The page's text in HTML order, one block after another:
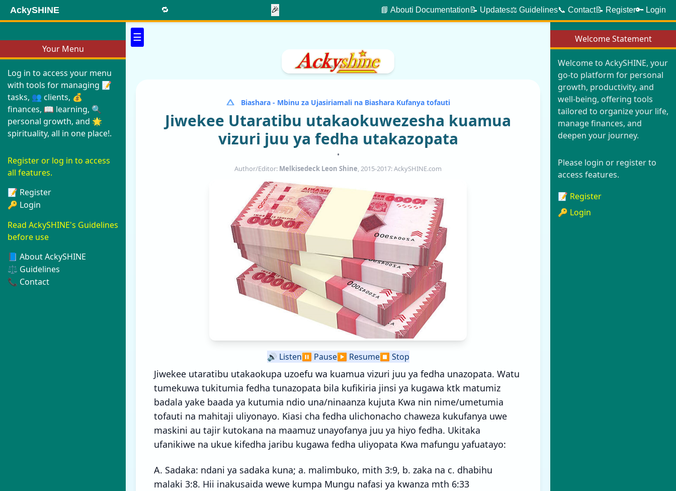
Your Menu
Log in to access your menu
with tools for managing 📝
tasks, 👥 clients, 💰
finances, 📖 learning, 🔍
personal growth, and 🌟
spirituality, all in one place!.
Register or log in to access
all features.
📝 Register
🔑 Login
Read AckySHINE's Guidelines
before use
📘 About AckySHINE
⚖️ Guidelines
📞 Contact
☰ Welcome Statement
Welcome to AckySHINE, your
go-to platform for personal
growth, productivity, and
well-being, offering tools
tailored to organize your life,
manage finances, and
deepen your journey.
Please login or register to
access features.
📝 Register
🔑 Login
AckySHINE 🔁 🎉 📘 Aboutℹ️ Documentation 📝 Updates⚖️ Guidelines📞 Contact📝 Register🔑 Login
Biashara - Mbinu za Ujasiriamali na Biashara Kufanya tofauti
Jiwekee Utaratibu utakaokuwezesha kuamua
vizuri juu ya fedha utakazopata
•
Author/Editor: Melkisedeck Leon Shine, 2015-2017: AckySHINE.com
🔊 Listen⏸️ Pause▶️ Resume⏹️ Stop
Jiwekee utaratibu utakaokupa uzoefu wa kuamua vizuri juu ya fedha unazopata. Watu
tumekuwa tukitumia fedha tunazopata bila kufikiria jinsi ya kugawa ktk matumiz
badala yake baada ya kutumia ndio una/ninaanza kujuta Kwa nin nime/umetumia
tofauti na mahitaji uliyonayo. Kiasi cha fedha ulichonacho chaweza kukufanya uwe
maskini au tajir kutokana na maamuz unayofanya juu ya hiyo fedha. Ukitaka
ufanikiwe na ukue kifedha jaribu kugawa fedha uliyopata Kwa mafungu yafuatayo:
A. Sadaka: ndani ya sadaka kuna; a. malimbuko, mith 3:9, b. zaka na c. dhabihu
malaki 3:8. Hii inakusaida wewe kumpa Mungu nafasi ya kwanza mth 6:33